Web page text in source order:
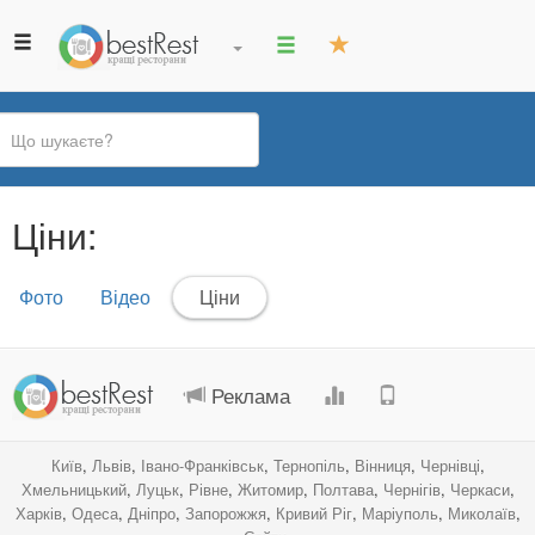
Ви
є
тут
Ціни:
Первинні
Фото Відео Ціни (активна
вкладка)
Реклама
Київ, Львів, Івано-Франківськ, Тернопіль, Вінниця, Чернівці,
Хмельницький, Луцьк, Рівне, Житомир, Полтава, Чернігів, Черкаси,
Харків, Одеса, Дніпро, Запорожжя, Кривий Ріг, Маріуполь, Миколаїв,